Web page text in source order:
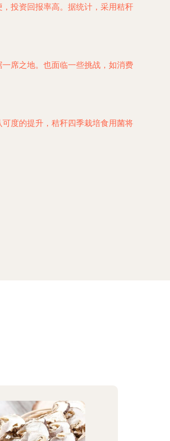
投资回报率高。据统计，采用秸秆
席之地。也面临一些挑战，如消费
度的提升，秸秆四季栽培食用菌将